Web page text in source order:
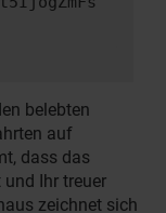
belebten
auf
dass das
Ihr treuer
zeichnet sich